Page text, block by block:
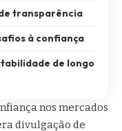
transparência
à confiança
de longo
nos mercados
divulgação de